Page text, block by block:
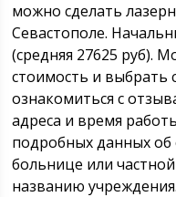
можно сделать
Севастополе.
(средняя 27625 руб).
стоимость и выбрать
ознакомиться с
адреса и время
подробных данных
больнице или
названию